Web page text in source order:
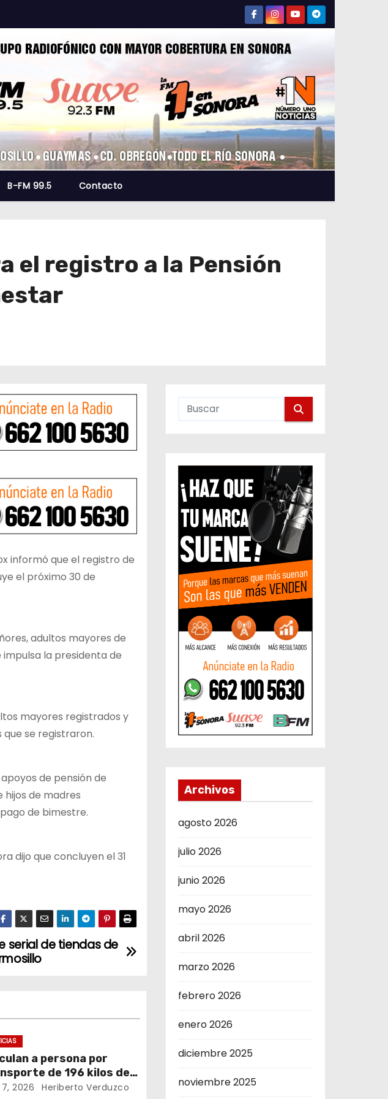
B-FM 99.5 Contacto
el registro a la Pensión
informó que el registro de
el próximo 30 de
adultos mayores de
la presidenta de
mayores registrados y
se registraron.
de pensión de
hijos de madres
de bimestre.
dijo que concluyen el 31
serial de tiendas de
a persona por
de 196 kilos de
en Sonora
2026 Heriberto Verduzco
Archivos
agosto 2026
julio 2026
junio 2026
mayo 2026
abril 2026
marzo 2026
febrero 2026
enero 2026
diciembre 2025
noviembre 2025